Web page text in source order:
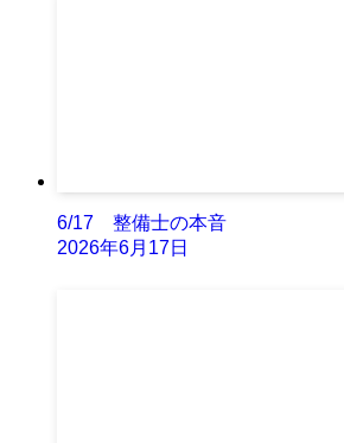
6/17 整備士の本音
2026年6月17日